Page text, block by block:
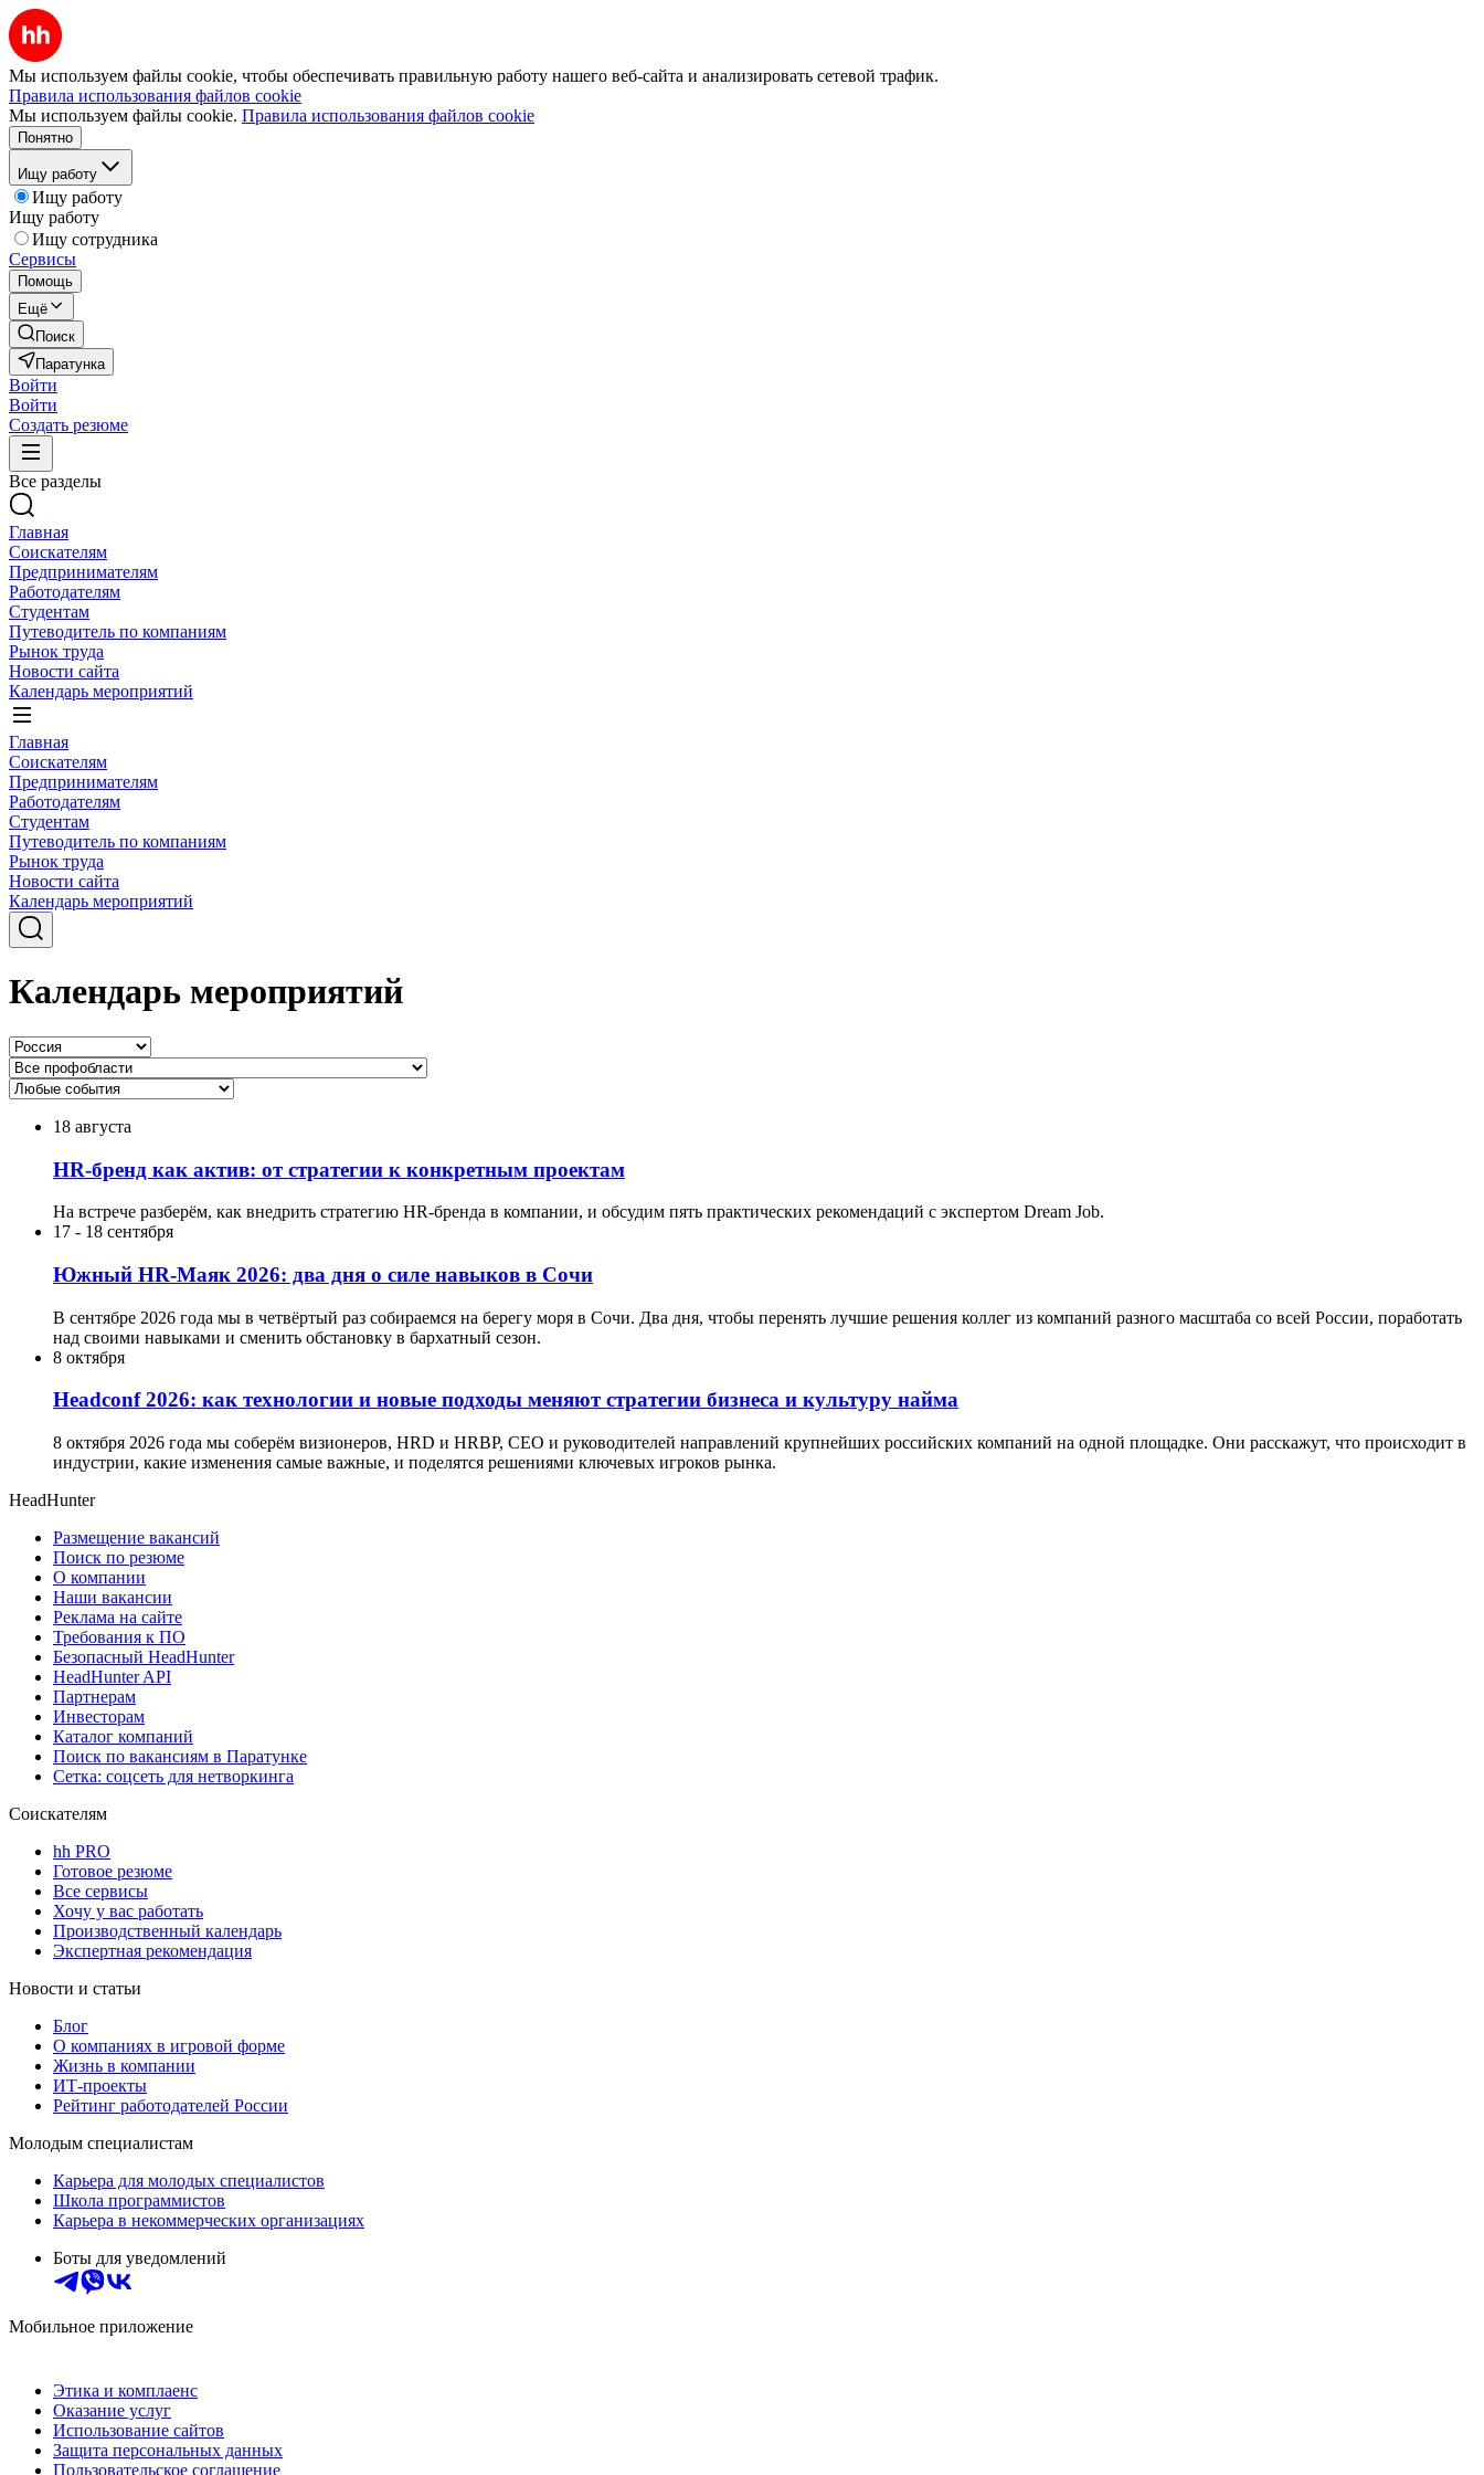
Мы используем файлы cookie, чтобы обеспечивать правильную работу нашего веб-сайта и анализировать сетевой трафик.
Правила использования файлов cookie
Мы используем файлы cookie. Правила использования файлов cookie
Понятно
Ищу работу
Ищу работу
Ищу работу
Ищу сотрудника
Сервисы
Помощь
Ещё
Поиск
Паратунка
Войти
Войти
Создать резюме
Все разделы
Главная
Соискателям
Предпринимателям
Работодателям
Студентам
Путеводитель по компаниям
Рынок труда
Новости сайта
Календарь мероприятий
Главная
Соискателям
Предпринимателям
Работодателям
Студентам
Путеводитель по компаниям
Рынок труда
Новости сайта
Календарь мероприятий
Календарь мероприятий
18 августа
HR-бренд как актив: от стратегии к конкретным проектам
На встрече разберём, как внедрить стратегию HR-бренда в компании, и обсудим пять практических рекомендаций с экспертом Dream Job.
17 - 18 сентября
Южный HR-Маяк 2026: два дня о силе навыков в Сочи
В сентябре 2026 года мы в четвёртый раз собираемся на берегу моря в Сочи. Два дня, чтобы перенять лучшие решения коллег из компаний разного масштаба со всей России, поработать
над своими навыками и сменить обстановку в бархатный сезон.
8 октября
Headсonf 2026: как технологии и новые подходы меняют стратегии бизнеса и культуру найма
8 октября 2026 года мы соберём визионеров, HRD и HRBP, СЕО и руководителей направлений крупнейших российских компаний на одной площадке. Они расскажут, что происходит в
индустрии, какие изменения самые важные, и поделятся решениями ключевых игроков рынка.
HeadHunter
Размещение вакансий
Поиск по резюме
О компании
Наши вакансии
Реклама на сайте
Требования к ПО
Безопасный HeadHunter
HeadHunter API
Партнерам
Инвесторам
Каталог компаний
Поиск по вакансиям в Паратунке
Сетка: соцсеть для нетворкинга
Соискателям
hh PRO
Готовое резюме
Все сервисы
Хочу у вас работать
Производственный календарь
Экспертная рекомендация
Новости и статьи
Блог
О компаниях в игровой форме
Жизнь в компании
ИТ-проекты
Рейтинг работодателей России
Молодым специалистам
Карьера для молодых специалистов
Школа программистов
Карьера в некоммерческих организациях
Боты для уведомлений
Мобильное приложение
Этика и комплаенс
Оказание услуг
Использование сайтов
Защита персональных данных
Пользовательское соглашение